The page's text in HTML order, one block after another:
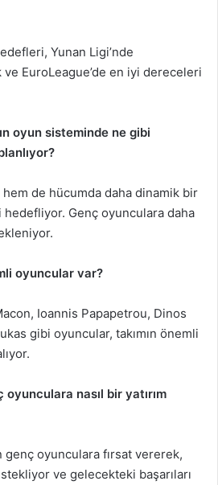
Yunan Ligi’nde
EuroLeague’de en iyi dereceleri
oyun sisteminde ne gibi
de hücumda daha dinamik bir
Genç oyunculara daha
oyuncular var?
Ioannis Papapetrou, Dinos
gibi oyuncular, takımın önemli
nasıl bir yatırım
genç oyunculara fırsat vererek,
ve gelecekteki başarıları